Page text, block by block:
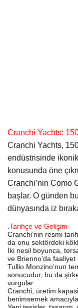
Cranchi Yachts:
Cranchi Yachts,
endüstrisinde
konusunda öne
Cranchi’nin Como
başlar. O günden
dünyasında iz
.Tarihçe ve Gelişim
Cranchi’nin resmi
da onu sektördeki
İki nesil boyunca,
ve Brienno’da faaliyet
Tullio Monzino’nun
sonucudur, bu da
vurgular.
Cranchi, üretim
benimsemek